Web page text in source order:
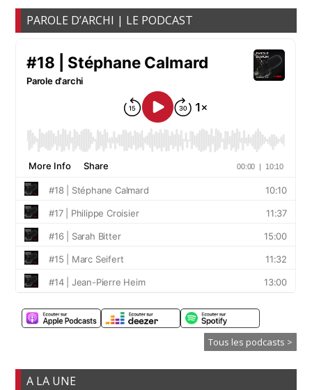
PAROLE D’ARCHI | LE PODCAST
Tous les podcasts >
A LA UNE